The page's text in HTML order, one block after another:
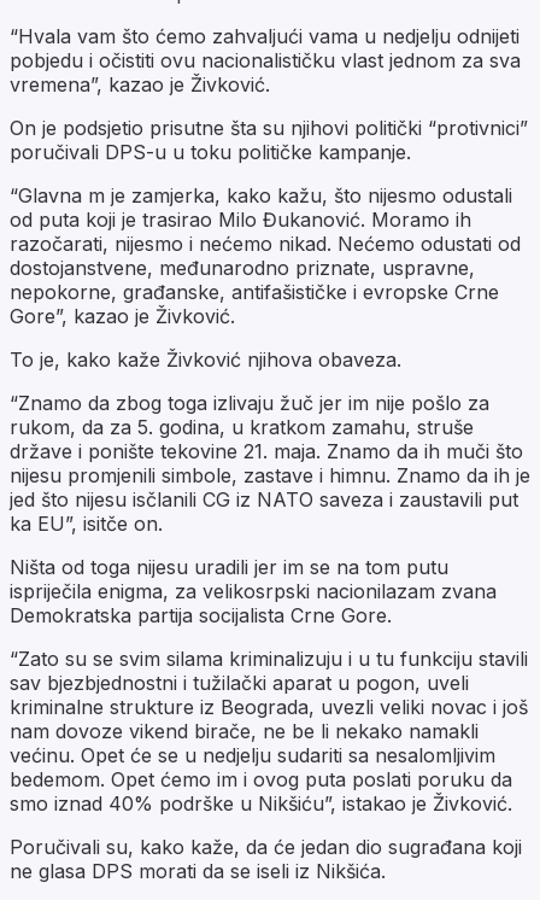
“Hvala vam što ćemo zahvaljući vama u nedjelju odnijeti
pobjedu i očistiti ovu nacionalističku vlast jednom za sva
vremena”, kazao je Živković.
On je podsjetio prisutne šta su njihovi politički “protivnici”
poručivali DPS-u u toku političke kampanje.
“Glavna m je zamjerka, kako kažu, što nijesmo odustali
od puta koji je trasirao Milo Đukanović. Moramo ih
razočarati, nijesmo i nećemo nikad. Nećemo odustati od
dostojanstvene, međunarodno priznate, uspravne,
nepokorne, građanske, antifašističke i evropske Crne
Gore”, kazao je Živković.
To je, kako kaže Živković njihova obaveza.
“Znamo da zbog toga izlivaju žuč jer im nije pošlo za
rukom, da za 5. godina, u kratkom zamahu, struše
države i ponište tekovine 21. maja. Znamo da ih muči što
nijesu promjenili simbole, zastave i himnu. Znamo da ih je
jed što nijesu isčlanili CG iz NATO saveza i zaustavili put
ka EU”, isitče on.
Ništa od toga nijesu uradili jer im se na tom putu
ispriječila enigma, za velikosrpski nacionilazam zvana
Demokratska partija socijalista Crne Gore.
“Zato su se svim silama kriminalizuju i u tu funkciju stavili
sav bjezbjednostni i tužilački aparat u pogon, uveli
kriminalne strukture iz Beograda, uvezli veliki novac i još
nam dovoze vikend birače, ne be li nekako namakli
većinu. Opet će se u nedjelju sudariti sa nesalomljivim
bedemom. Opet ćemo im i ovog puta poslati poruku da
smo iznad 40% podrške u Nikšiću”, istakao je Živković.
Poručivali su, kako kaže, da će jedan dio sugrađana koji
ne glasa DPS morati da se iseli iz Nikšića.